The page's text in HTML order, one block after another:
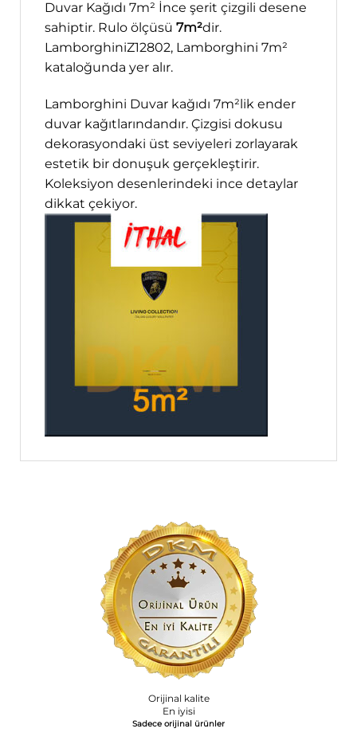
Duvar Kağıdı 7m² İnce şerit çizgili desene
sahiptir. Rulo ölçüsü 7m²dir.
LamborghiniZ12802, Lamborghini 7m²
kataloğunda yer alır.
Lamborghini Duvar kağıdı 7m²lik ender
duvar kağıtlarındandır. Çizgisi dokusu
dekorasyondaki üst seviyeleri zorlayarak
estetik bir donuşuk gerçekleştirir.
Koleksiyon desenlerindeki ince detaylar
dikkat çekiyor.
Orijinal kalite
En iyisi
Sadece orijinal ürünler